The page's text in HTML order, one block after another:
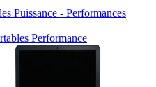
Performance